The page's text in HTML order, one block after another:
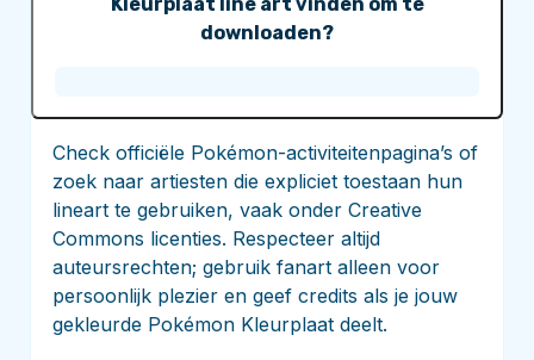
Kleurplaat line art vinden om te
downloaden?
Check officiële Pokémon-activiteitenpagina’s of
zoek naar artiesten die expliciet toestaan hun
lineart te gebruiken, vaak onder Creative
Commons licenties. Respecteer altijd
auteursrechten; gebruik fanart alleen voor
persoonlijk plezier en geef credits als je jouw
gekleurde Pokémon Kleurplaat deelt.